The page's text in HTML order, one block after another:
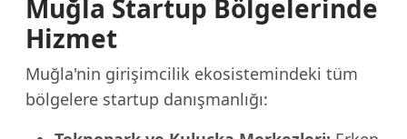
Muğla Startup Bölgelerinde
Hizmet
Muğla'nin girişimcilik ekosistemindeki tüm
bölgelere startup danışmanlığı: